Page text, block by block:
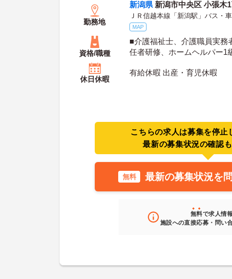
勤務地
新潟県 新潟市中央区 小張木
ＪＲ信越本線「新潟駅」バス・
MAP
資格/職種
■介護福祉士、介護職員実務
任者研修、ホームヘルパー1
談 ■普通自動車運転免許（AT
休日休暇
有給休暇 出産・育児休暇
こちらの求人は募集を停止
最新の募集状況の確認も
無料 最新の募集状況を
無料で求人情
施設への直接応募・問い